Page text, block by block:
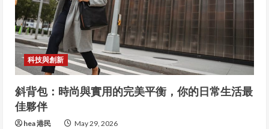
科技與創新
斜背包：時尚與實用的完美平衡，你的日常生活最
佳夥伴
hea 港民 May 29, 2026